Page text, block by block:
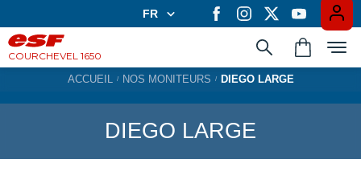
FR
COURCHEVEL 1650
Apprendre en groupe
ACCUEIL NOS MONITEURS DIEGO LARGE
DIEGO LARGE